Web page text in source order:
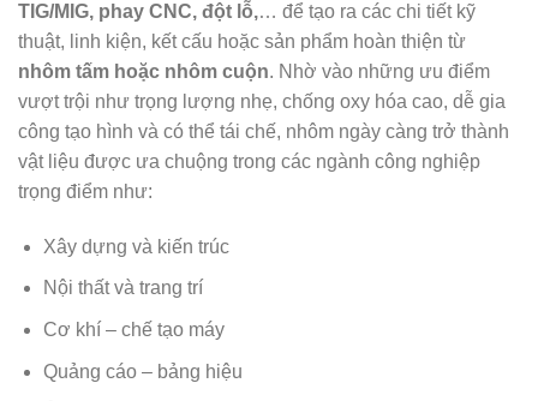
TIG/MIG, phay CNC, đột lỗ,… để tạo ra các chi tiết kỹ
thuật, linh kiện, kết cấu hoặc sản phẩm hoàn thiện từ
nhôm tấm hoặc nhôm cuộn. Nhờ vào những ưu điểm
vượt trội như trọng lượng nhẹ, chống oxy hóa cao, dễ gia
công tạo hình và có thể tái chế, nhôm ngày càng trở thành
vật liệu được ưa chuộng trong các ngành công nghiệp
trọng điểm như:
Xây dựng và kiến trúc
Nội thất và trang trí
Cơ khí – chế tạo máy
Quảng cáo – bảng hiệu